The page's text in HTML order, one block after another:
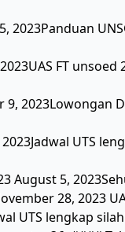
2023Panduan
FT unsoed
2023Lowongan
UTS
August 5,
28, 2023
UTS lengkap